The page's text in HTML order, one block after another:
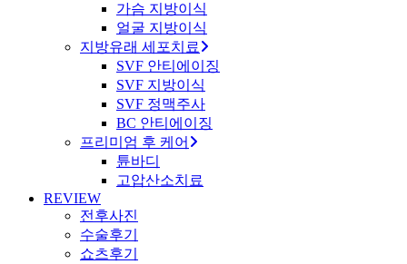
가슴 지방이식
얼굴 지방이식
지방유래 세포치료
SVF 안티에이징
SVF 지방이식
SVF 정맥주사
BC 안티에이징
프리미엄 후 케어
튠바디
고압산소치료
REVIEW
전후사진
수술후기
쇼츠후기